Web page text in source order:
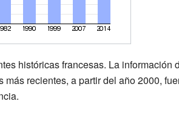
históricas francesas. La información
recientes, a partir del año 2000,